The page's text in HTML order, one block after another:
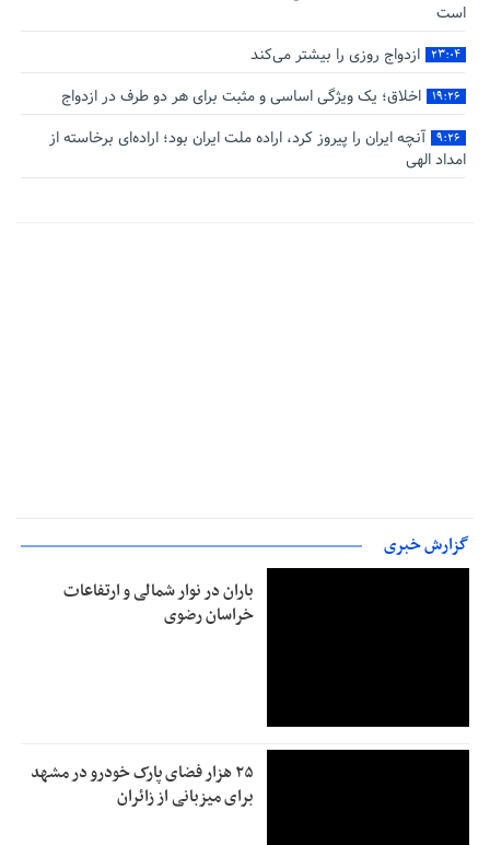
است
۲۳:۰۴ ازدواج روزی را بیشتر می‌کند
۱۹:۲۶ اخلاق؛ یک ویژگی اساسی و مثبت برای هر دو طرف در ازدواج
۹:۲۶
آنچه ایران را پیروز کرد، اراده ملت ایران بود؛ اراده‌ای برخاسته از
امداد الهی
گزارش خبری
باران در نوار شمالی و ارتفاعات
خراسان رضوی
۲۵ هزار فضای پارک خودرو در مشهد
برای میزبانی از زائران